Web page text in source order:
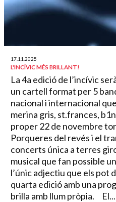
17.11.2025
L'INCÍVIC MÉS BRILLANT!
La 4a edició de l’incívic
un cartell format per 5
nacional i internacional
merina gris, st.frances,
proper 22 de novembre
Porqueres del revés i el
concerts única a terres
musical que fan possible
l’únic adjectiu que els pot
quarta edició amb una
brilla amb llum pròpia. El...